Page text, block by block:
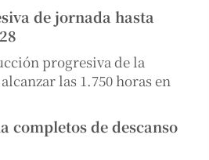
de jornada hasta
progresiva de la
las 1.750 horas en
completos de descanso